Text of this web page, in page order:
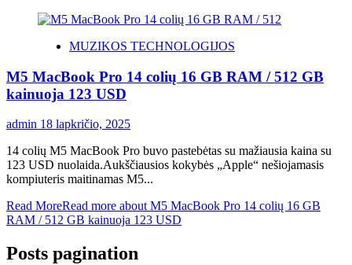
MUZIKOS TECHNOLOGIJOS
M5 MacBook Pro 14 colių 16 GB RAM / 512 GB
kainuoja 123 USD
admin 18 lapkričio, 2025
14 colių M5 MacBook Pro buvo pastebėtas su mažiausia kaina su
123 USD nuolaida.Aukščiausios kokybės „Apple“ nešiojamasis
kompiuteris maitinamas M5...
Read MoreRead more about M5 MacBook Pro 14 colių 16 GB
RAM / 512 GB kainuoja 123 USD
Posts pagination